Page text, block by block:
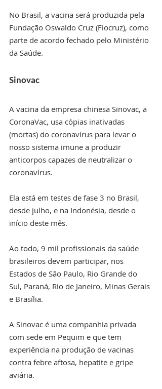
No Brasil, a vacina será produzida pela
Fundação Oswaldo Cruz (Fiocruz), como
parte de acordo fechado pelo Ministério
da Saúde.
Sinovac
A vacina da empresa chinesa Sinovac, a
CoronaVac, usa cópias inativadas
(mortas) do coronavírus para levar o
nosso sistema imune a produzir
anticorpos capazes de neutralizar o
coronavírus.
Ela está em testes de fase 3 no Brasil,
desde julho, e na Indonésia, desde o
início deste mês.
Ao todo, 9 mil profissionais da saúde
brasileiros devem participar, nos
Estados de São Paulo, Rio Grande do
Sul, Paraná, Rio de Janeiro, Minas Gerais
e Brasília.
A Sinovac é uma companhia privada
com sede em Pequim e que tem
experiência na produção de vacinas
contra febre aftosa, hepatite e gripe
aviária.